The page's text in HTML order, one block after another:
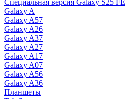
Специальная версия Galaxy S25 FE
Galaxy A
Galaxy A57
Galaxy A26
Galaxy A37
Galaxy A27
Galaxy A17
Galaxy A07
Galaxy A56
Galaxy A36
Планшеты